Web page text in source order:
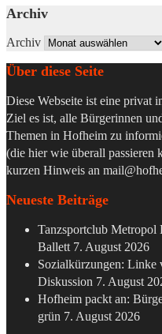
Archiv
Archiv
Über diese Seite
Diese Webseite ist eine privat
Ziel es ist, alle Bürgerinnen
Themen in Hofheim zu
(die hier wie überall passieren
kurzen Hinweis an
Neueste Beiträge
Tanzsportclub Metropol
Ballett 7. August 2026
Sozialkürzungen: Linke
Diskussion 7. August
Hofheim packt an:
grün 7. August 2026